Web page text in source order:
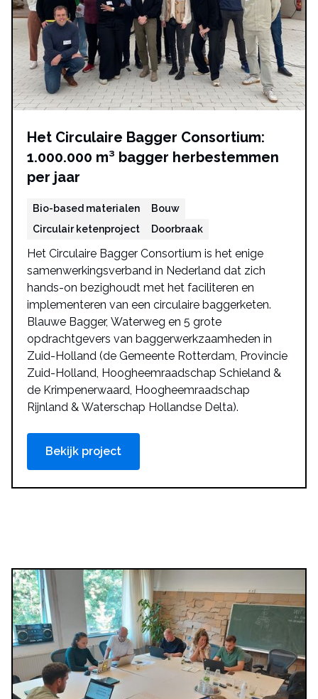
Het Circulaire Bagger Consortium:
1.000.000 m³ bagger herbestemmen
per jaar
Bio-based materialen
Bouw
Circulair ketenproject
Doorbraak
Het Circulaire Bagger Consortium is het enige
samenwerkingsverband in Nederland dat zich
hands-on bezighoudt met het faciliteren en
implementeren van een circulaire baggerketen.
Blauwe Bagger, Waterweg en 5 grote
opdrachtgevers van baggerwerkzaamheden in
Zuid-Holland (de Gemeente Rotterdam, Provincie
Zuid-Holland, Hoogheemraadschap Schieland &
de Krimpenerwaard, Hoogheemraadschap
Rijnland & Waterschap Hollandse Delta).
Bekijk project